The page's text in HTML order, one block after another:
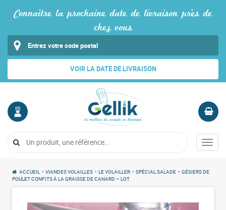
Connaître la prochaine date de livraison près de
chez vous
VOIR LA DATE DE LIVRAISON
COMPTE
Me
Vide
Menu
ACCUEIL • VIANDES VOLAILLES • LE VOLAILLER • SPÉCIAL SALADE • GÉSIERS DE
POULET CONFITS À LA GRAISSE DE CANARD – LOT